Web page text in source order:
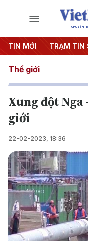
CHUYÊN
TIN MỚI TRẠM TIN
ương 3 #APEC
Thế giới
Xung đột
giới
22-02-2023, 18:36